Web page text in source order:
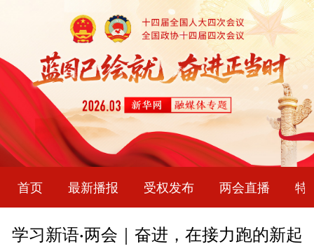
首页 最新播报 受权发布 两会直播 特
学习新语·两会｜奋进，在接力跑的新起